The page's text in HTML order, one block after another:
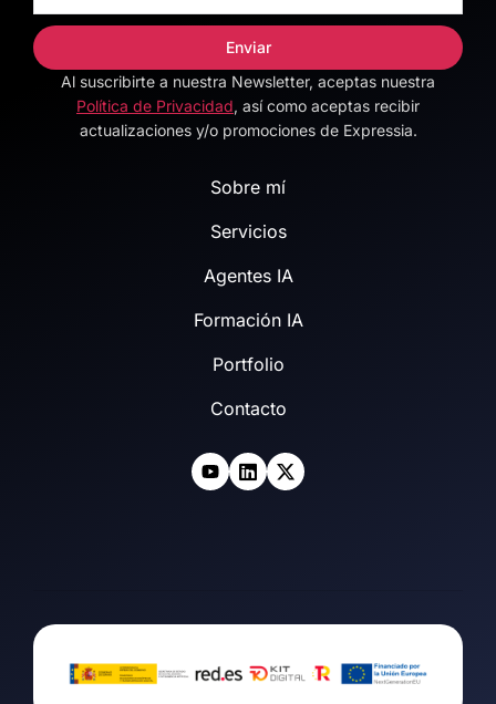
Enviar
Alternative:
Al suscribirte a nuestra Newsletter, aceptas nuestra
Política de Privacidad, así como aceptas recibir
actualizaciones y/o promociones de Expressia.
Sobre mí
Servicios
Agentes IA
Formación IA
Portfolio
Contacto